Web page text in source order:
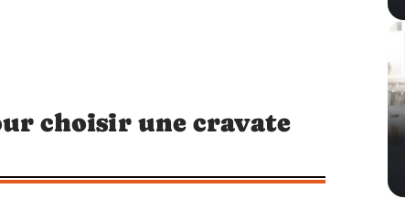
choisir une cravate